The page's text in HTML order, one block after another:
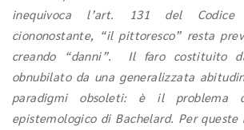
inequivoca l’art. 131 del Codice
ciononostante, “il pittoresco” resta
creando “danni”. Il faro costituito
obnubilato da una generalizzata
paradigmi obsoleti: è il problema
epistemologico di Bachelard. Per queste